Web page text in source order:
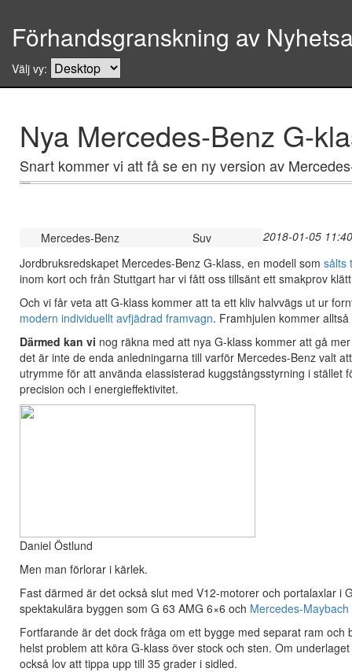
Förhandsgranskning av
Välj vy:
Nya Mercedes-Benz G-
Snart kommer vi att få se en ny version av
2018-01-05
Mercedes-Benz
Suv
Jordbruksredskapet Mercedes-Benz G-klass, en modell som sålts
inom kort och från Stuttgart har vi fått oss tillsänt ett smakprov
Och vi får veta att G-klass kommer att ta ett kliv halvvägs ut ur
modern individuellt avfjädrad framvagn. Framhjulen kommer
Därmed kan vi nog räkna med att nya G-klass kommer att gå
det är inte de enda anledningarna till varför Mercedes-Benz valt
utrymme för att använda elassisterad kuggstångsstyrning i
precision och i energieffektivitet.
Daniel Östlund
Men man förlorar i kärlek.
Fast därmed är det också slut med V12-motorer och portalaxlar
spektakulära byggen som G 63 AMG 6×6 och Mercedes-
Fortfarande är det dock fråga om ett bygge med separat ram
helst problem att köra G-klass över stock och sten. Om
också lov att tippa upp till 35 grader i sidled.